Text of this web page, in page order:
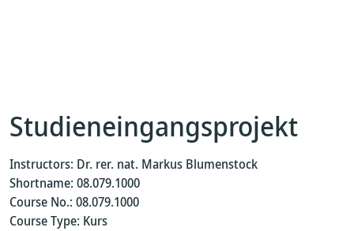
Studieneingangsprojekt
Instructors: Dr. rer. nat. Markus Blumenstock
Shortname: 08.079.1000
Course No.: 08.079.1000
Course Type: Kurs